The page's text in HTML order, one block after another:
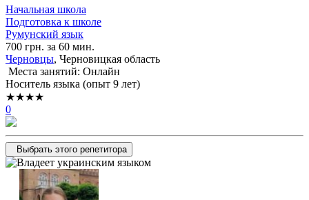
Начальная школа
Подготовка к школе
Румунский язык
700 грн. за 60 мин.
Черновцы, Черновицкая область
Места занятий: Онлайн
Носитель языка (опыт 9 лет)
★★★★
0
Выбрать этого репетитора